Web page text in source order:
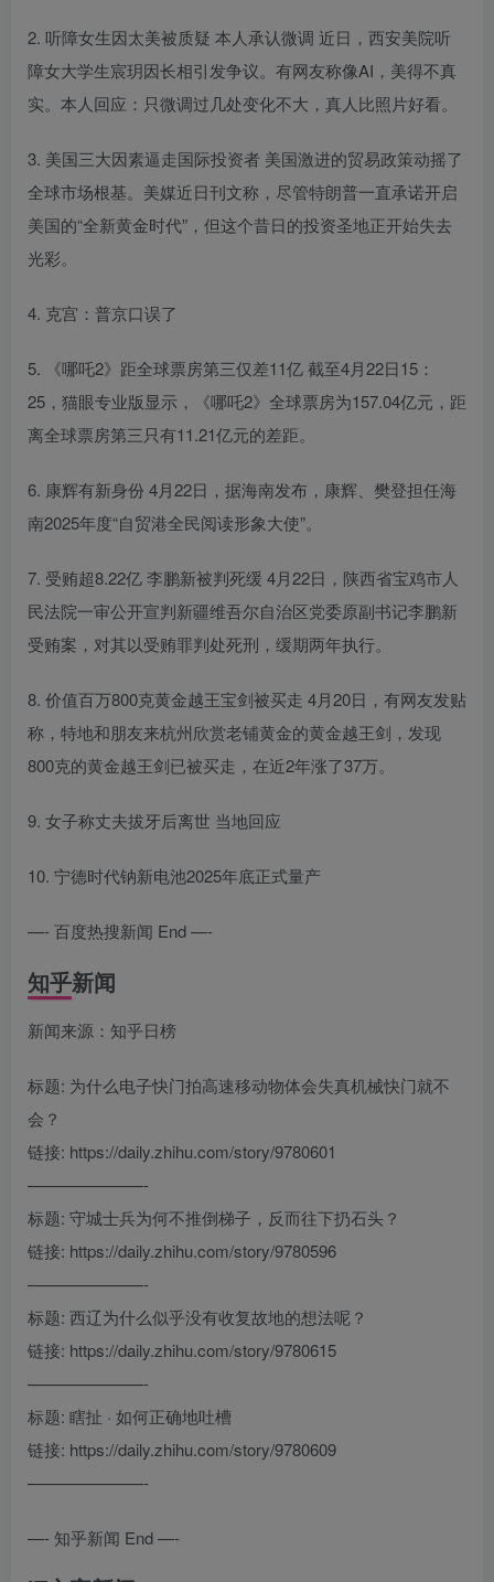
2. 听障女生因太美被质疑 本人承认微调 近日，西安美院听
障女大学生宸玥因长相引发争议。有网友称像AI，美得不真
实。本人回应：只微调过几处变化不大，真人比照片好看。
3. 美国三大因素逼走国际投资者 美国激进的贸易政策动摇了
全球市场根基。美媒近日刊文称，尽管特朗普一直承诺开启
美国的“全新黄金时代”，但这个昔日的投资圣地正开始失去
光彩。
4. 克宫：普京口误了
5. 《哪吒2》距全球票房第三仅差11亿 截至4月22日15：
25，猫眼专业版显示，《哪吒2》全球票房为157.04亿元，距
离全球票房第三只有11.21亿元的差距。
6. 康辉有新身份 4月22日，据海南发布，康辉、樊登担任海
南2025年度“自贸港全民阅读形象大使”。
7. 受贿超8.22亿 李鹏新被判死缓 4月22日，陕西省宝鸡市人
民法院一审公开宣判新疆维吾尔自治区党委原副书记李鹏新
受贿案，对其以受贿罪判处死刑，缓期两年执行。
8. 价值百万800克黄金越王宝剑被买走 4月20日，有网友发贴
称，特地和朋友来杭州欣赏老铺黄金的黄金越王剑，发现
800克的黄金越王剑已被买走，在近2年涨了37万。
9. 女子称丈夫拔牙后离世 当地回应
10. 宁德时代钠新电池2025年底正式量产
—- 百度热搜新闻 End —-
知乎新闻
新闻来源：知乎日榜
标题: 为什么电子快门拍高速移动物体会失真机械快门就不
会？
链接: https://daily.zhihu.com/story/9780601
———————-
标题: 守城士兵为何不推倒梯子，反而往下扔石头？
链接: https://daily.zhihu.com/story/9780596
———————-
标题: 西辽为什么似乎没有收复故地的想法呢？
链接: https://daily.zhihu.com/story/9780615
———————-
标题: 瞎扯 · 如何正确地吐槽
链接: https://daily.zhihu.com/story/9780609
———————-
—- 知乎新闻 End —-